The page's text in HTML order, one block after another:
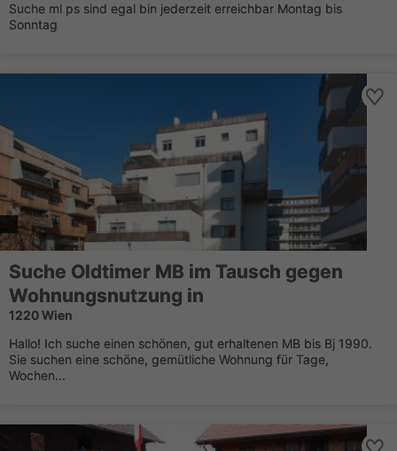
Suche ml ps sind egal bin jederzeit erreichbar Montag bis
Sonntag
Suche Oldtimer MB im Tausch gegen
Wohnungsnutzung in
1220 Wien
Hallo! Ich suche einen schönen, gut erhaltenen MB bis Bj 1990.
Sie suchen eine schöne, gemütliche Wohnung für Tage,
Wochen...